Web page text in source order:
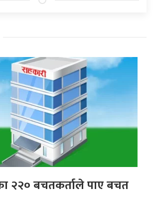
२२० बचतकर्ताले पाए बचत